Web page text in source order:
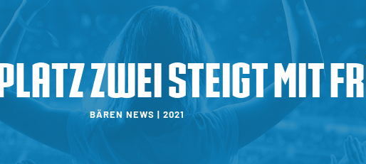
zwei steigt mit
BÄREN NEWS | 2021